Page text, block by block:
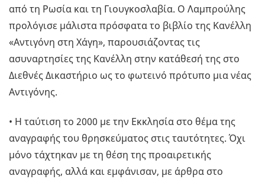
από τη Ρωσία και τη Γιουγκοσλαβία. Ο Λαμπρούλης
προλόγισε μάλιστα πρόσφατα το βιβλίο της Κανέλλη
«Αντιγόνη στη Χάγη», παρουσιάζοντας τις
ασυναρτησίες της Κανέλλη στην κατάθεσή της στο
Διεθνές Δικαστήριο ως το φωτεινό πρότυπο μια νέας
Αντιγόνης.
• Η ταύτιση το 2000 με την Εκκλησία στο θέμα της
αναγραφής του θρησκεύματος στις ταυτότητες. Όχι
μόνο τάχτηκαν με τη θέση της προαιρετικής
αναγραφής, αλλά και εμφάνισαν, με άρθρα στο